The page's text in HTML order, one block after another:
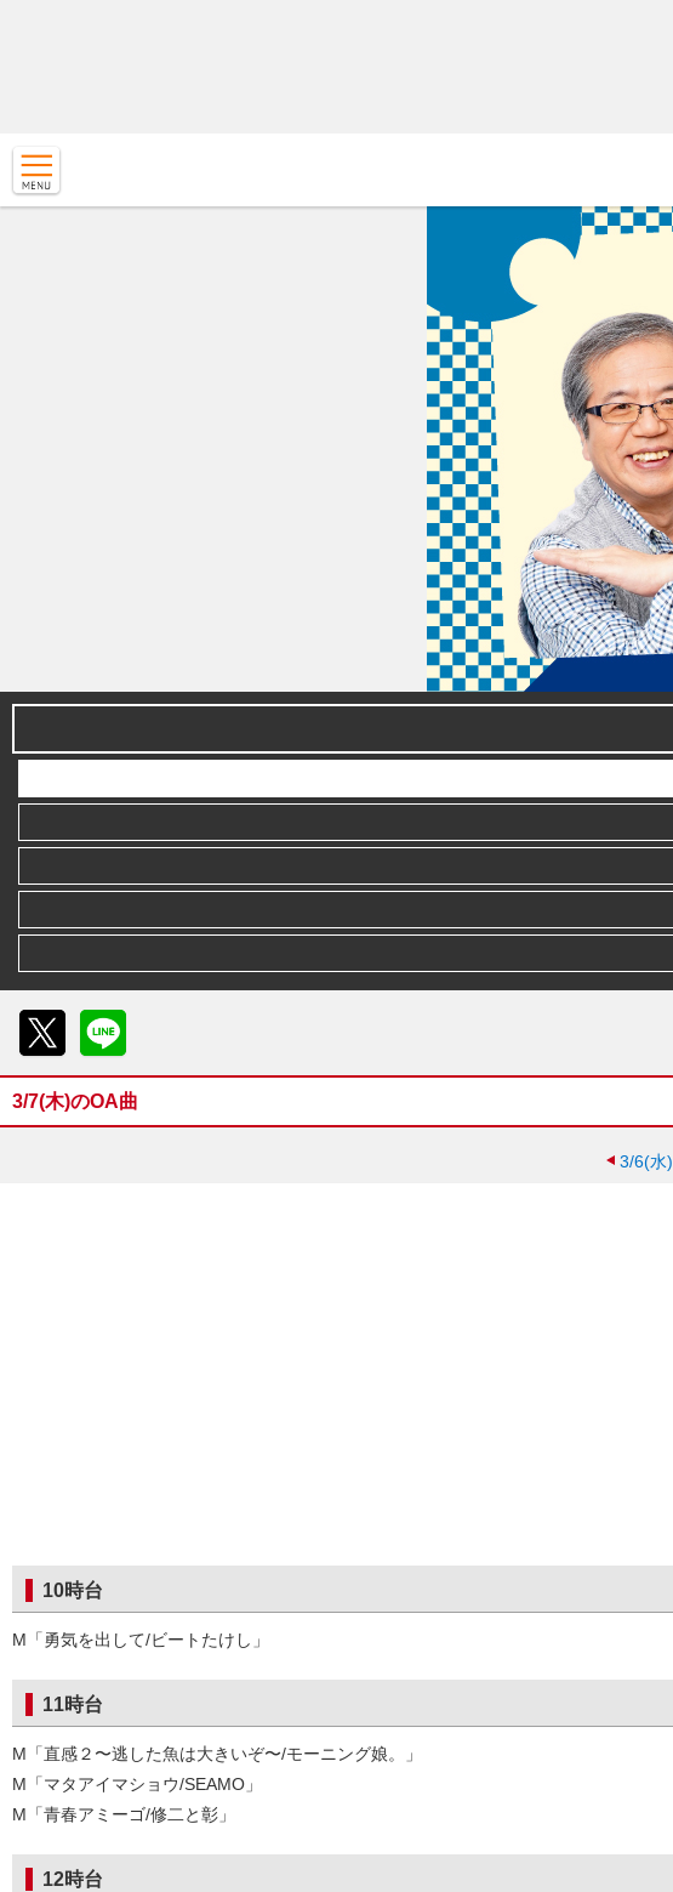
3/7(木)のOA曲
3/6(水)
10時台
M「勇気を出して/ビートたけし」
11時台
M「直感２〜逃した魚は大きいぞ〜/モーニング娘。」
M「マタアイマショウ/SEAMO」
M「青春アミーゴ/修二と彰」
12時台